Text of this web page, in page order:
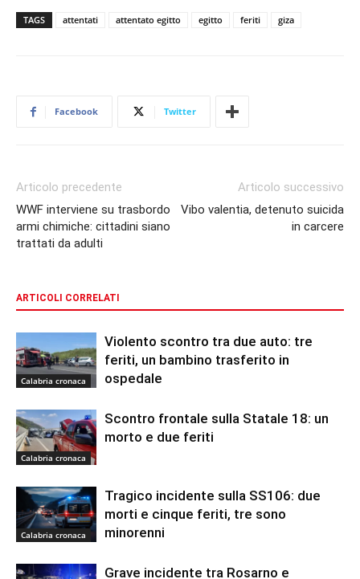
TAGS attentati attentato egitto egitto feriti giza
Facebook Twitter
Articolo precedente
WWF interviene su trasbordo
armi chimiche: cittadini siano
trattati da adulti
Articolo successivo
Vibo valentia, detenuto suicida
in carcere
ARTICOLI CORRELATI
Calabria cronaca
Violento scontro tra due auto: tre
feriti, un bambino trasferito in
ospedale
Calabria cronaca
Scontro frontale sulla Statale 18: un
morto e due feriti
Calabria cronaca
Tragico incidente sulla SS106: due
morti e cinque feriti, tre sono
minorenni
Grave incidente tra Rosarno e